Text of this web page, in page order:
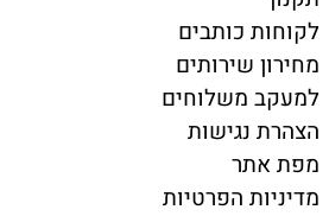
לקוחות כותבים
מחירון שירותים
למעקב משלוחים
הצהרת נגישות
מפת אתר
מדיניות הפרטיות